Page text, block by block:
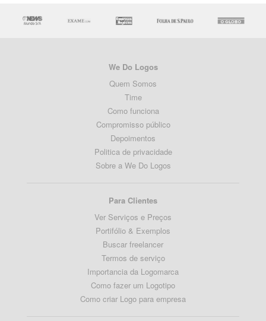
We Do Logos
Quem Somos
Time
Como funciona
Compromisso público
Depoimentos
Politica de privacidade
Sobre a We Do Logos
Para Clientes
Ver Serviços e Preços
Portifólio & Exemplos
Buscar freelancer
Termos de serviço
Importancia da Logomarca
Como fazer um Logotipo
Como criar Logo para empresa